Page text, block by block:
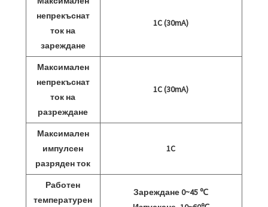
непрекъснат
ток на
зареждане
1C (30mA)
Максимален
непрекъснат
ток на
разреждане
1C (30mA)
Максимален
импулсен
разряден ток
1C
Работен
температурен
Зареждане 0~45 ℃